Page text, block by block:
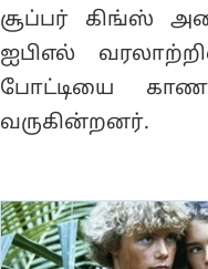
சூப்பர் கிங்ஸ்
ஐபிஎல்
போட்டியை காண
வருகின்றனர்.